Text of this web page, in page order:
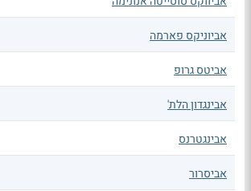
אביוניקס פארמה
אביטס גרופ
אבינגדון הלת'
אבינגטרנס
אביסרור